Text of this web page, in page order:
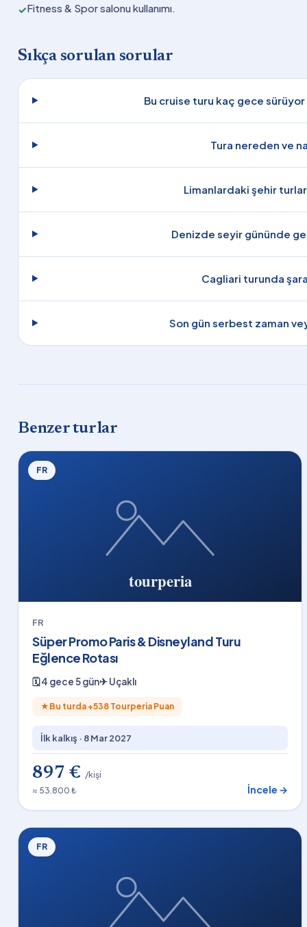
✓Fitness & Spor salonu kullanımı.
Sıkça sorulan sorular
Bu cruise turu kaç gece
Tura nereden ve
Limanlardaki şehir
Denizde seyir gününde
Cagliari turunda
Son gün serbest zaman
Benzer turlar
FR
FR
Süper Promo Paris & Disneyland Turu
Eğlence Rotası
🗓4 gece 5 gün✈Uçaklı
★ Bu turda +538 Tourperia Puan
İlk kalkış · 8 Mar 2027
897 € /kişi
≈ 53.800 ₺
İncele →
FR